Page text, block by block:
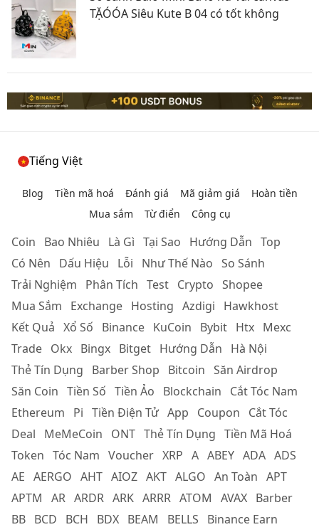
TẶÓÓA Siêu Kute B 04 có tốt không
Tiếng Việt
Blog Tiền mã hoá Đánh giá Mã giảm giá
Hoàn tiền
Mua sắm
Từ điển Công cụ
Coin Bao Nhiêu Là Gì Tại Sao Hướng Dẫn Top
Có Nên
Dấu Hiệu Lỗi Như Thế Nào So Sánh
Trải Nghiệm
Phân Tích Test Crypto Shopee
Mua Sắm
Exchange Hosting Azdigi
Hawkhost
Kết Quả Xổ Số Binance KuCoin Bybit Htx Mexc
Trade Okx Bingx Bitget Hướng Dẫn
Hà Nội
Thẻ Tín Dụng
Barber Shop Bitcoin Săn Airdrop
Săn Coin Tiền Số Tiền Ảo Blockchain
Cắt Tóc Nam
Ethereum
Pi Tiền Điện Tử App Coupon
Cắt Tóc
Deal
MeMeCoin ONT Thẻ Tín Dụng Tiền Mã Hoá
Token Tóc Nam Voucher XRP A ABEY ADA ADS
AE AERGO AHT AIOZ AKT ALGO An Toàn APT
APTM
AR ARDR ARK ARRR ATOM AVAX Barber
BB BCD BCH BDX BEAM BELLS
Binance Earn